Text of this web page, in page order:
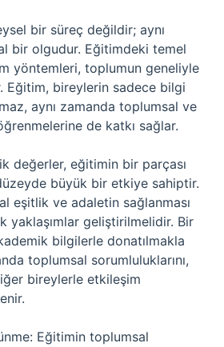
bir süreç değildir; aynı
bir olgudur. Eğitimdeki temel
yöntemleri, toplumun geneliyle
Eğitim, bireylerin sadece bilgi
aynı zamanda toplumsal ve
de katkı sağlar.
değerler, eğitimin bir parçası
büyük bir etkiye sahiptir.
eşitlik ve adaletin sağlanması
yaklaşımlar geliştirilmelidir. Bir
bilgilerle donatılmakla
toplumsal sorumluluklarını,
bireylerle etkileşim
Eğitimin toplumsal